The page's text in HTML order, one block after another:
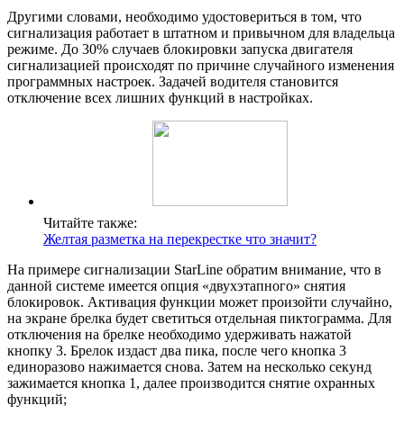
Другими словами, необходимо удостовериться в том, что
сигнализация работает в штатном и привычном для владельца
режиме. До 30% случаев блокировки запуска двигателя
сигнализацией происходят по причине случайного изменения
программных настроек. Задачей водителя становится
отключение всех лишних функций в настройках.
Читайте также:
Желтая разметка на перекрестке что значит?
На примере сигнализации StarLine обратим внимание, что в
данной системе имеется опция «двухэтапного» снятия
блокировок. Активация функции может произойти случайно,
на экране брелка будет светиться отдельная пиктограмма. Для
отключения на брелке необходимо удерживать нажатой
кнопку 3. Брелок издаст два пика, после чего кнопка 3
единоразово нажимается снова. Затем на несколько секунд
зажимается кнопка 1, далее производится снятие охранных
функций;